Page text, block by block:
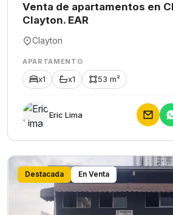
Venta de apartamentos en
Clayton. EAR
Clayton
APARTAMENTO
x1 x1 53 m²
Eric Lima
Destacada En Venta